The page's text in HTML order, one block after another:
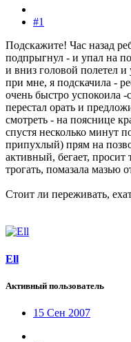
#1
Подскажите! Час назад
подпрыгнул - и упал на
и вниз головой полетел
при мне, я подскачила -
очень быстро успокоила -
перестал орать и
смотреть - на пояснице
спустя несколько минут
припухлый) прям на
активный, бегает, просит
трогать, помазала мазью
Стоит ли переживать,
Ell
Активный пользователь
15 Сен 2007